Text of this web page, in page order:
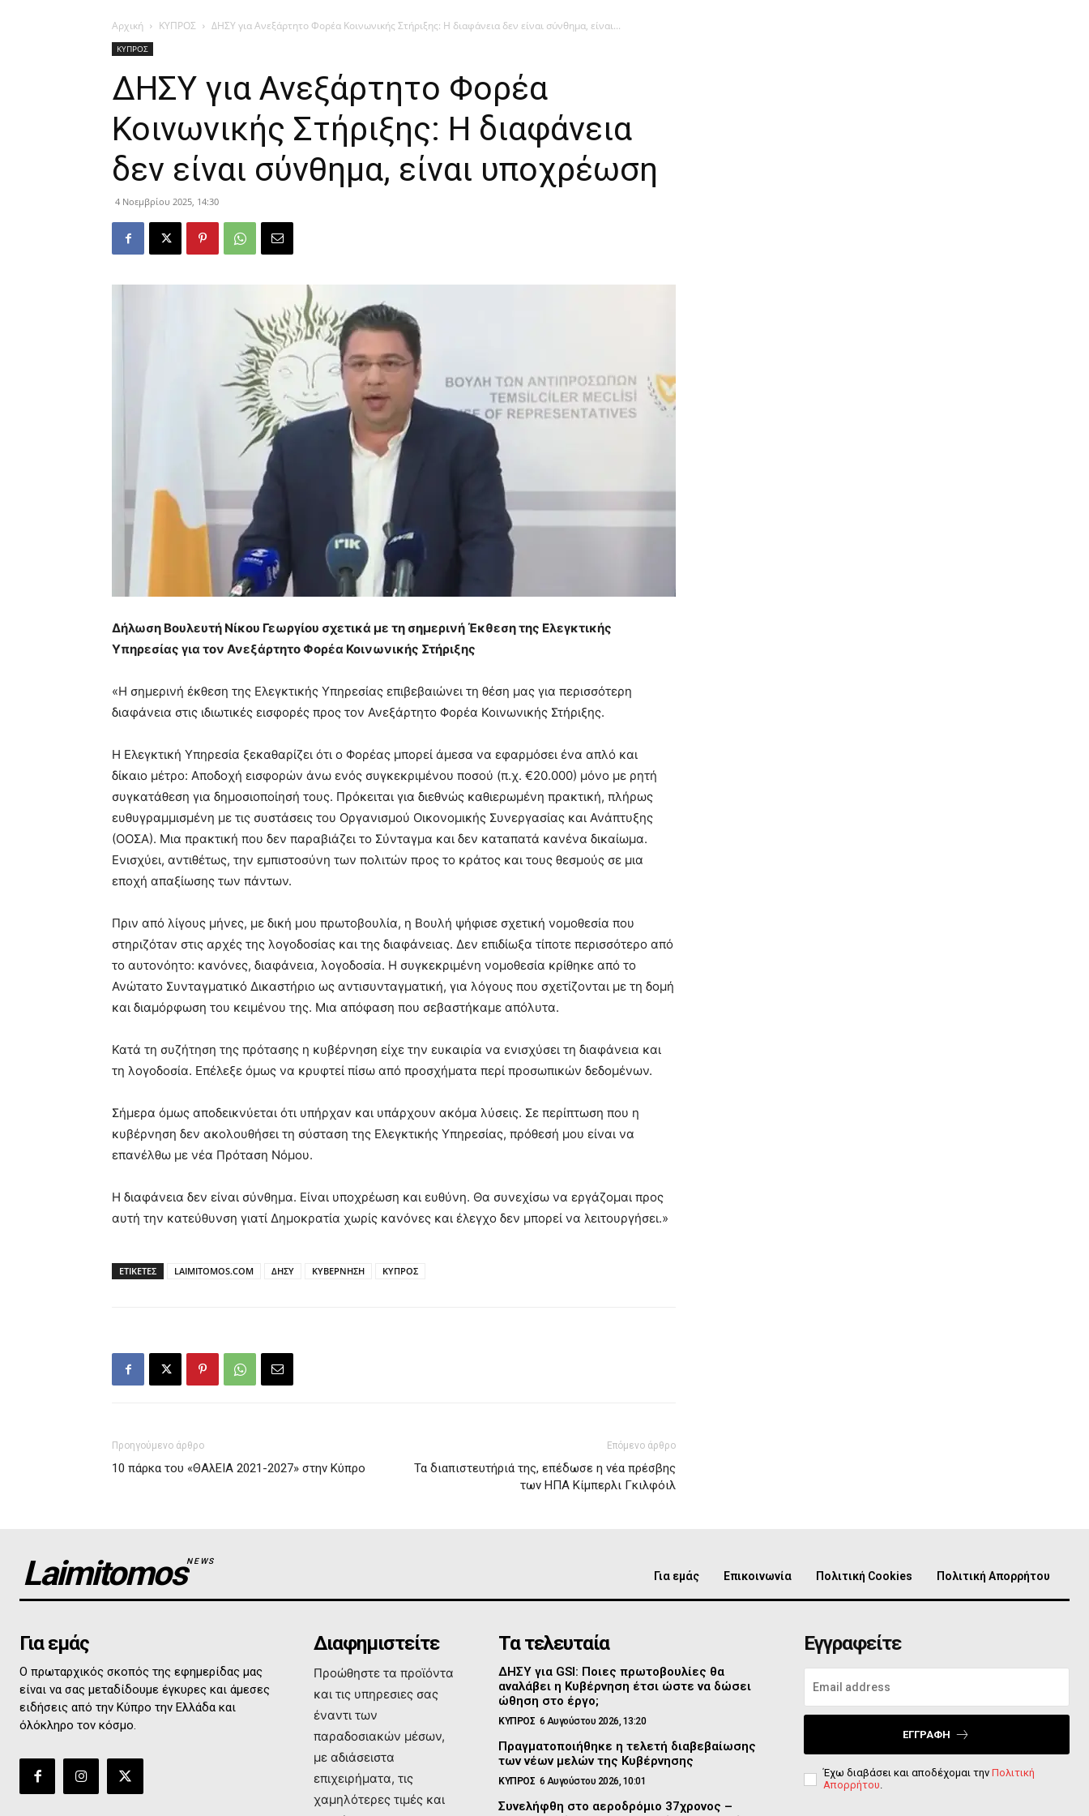
Αρχική ΚΥΠΡΟΣ ΔΗΣΥ για Ανεξάρτητο Φορέα Κοινωνικής Στήριξης: Η διαφάνεια δεν είναι σύνθημα, είναι...
ΚΥΠΡΟΣ
ΔΗΣΥ για Ανεξάρτητο Φορέα
Κοινωνικής Στήριξης: Η διαφάνεια
δεν είναι σύνθημα, είναι υποχρέωση
4 Νοεμβρίου 2025, 14:30
Δήλωση Βουλευτή Νίκου Γεωργίου σχετικά με τη σημερινή Έκθεση της Ελεγκτικής
Υπηρεσίας για τον Ανεξάρτητο Φορέα Κοινωνικής Στήριξης
«Η σημερινή έκθεση της Ελεγκτικής Υπηρεσίας επιβεβαιώνει τη θέση μας για περισσότερη
διαφάνεια στις ιδιωτικές εισφορές προς τον Ανεξάρτητο Φορέα Κοινωνικής Στήριξης.
Η Ελεγκτική Υπηρεσία ξεκαθαρίζει ότι ο Φορέας μπορεί άμεσα να εφαρμόσει ένα απλό και
δίκαιο μέτρο: Αποδοχή εισφορών άνω ενός συγκεκριμένου ποσού (π.χ. €20.000) μόνο με ρητή
συγκατάθεση για δημοσιοποίησή τους. Πρόκειται για διεθνώς καθιερωμένη πρακτική, πλήρως
ευθυγραμμισμένη με τις συστάσεις του Οργανισμού Οικονομικής Συνεργασίας και Ανάπτυξης
(ΟΟΣΑ). Μια πρακτική που δεν παραβιάζει το Σύνταγμα και δεν καταπατά κανένα δικαίωμα.
Ενισχύει, αντιθέτως, την εμπιστοσύνη των πολιτών προς το κράτος και τους θεσμούς σε μια
εποχή απαξίωσης των πάντων.
Πριν από λίγους μήνες, με δική μου πρωτοβουλία, η Βουλή ψήφισε σχετική νομοθεσία που
στηριζόταν στις αρχές της λογοδοσίας και της διαφάνειας. Δεν επιδίωξα τίποτε περισσότερο από
το αυτονόητο: κανόνες, διαφάνεια, λογοδοσία. Η συγκεκριμένη νομοθεσία κρίθηκε από το
Ανώτατο Συνταγματικό Δικαστήριο ως αντισυνταγματική, για λόγους που σχετίζονται με τη δομή
και διαμόρφωση του κειμένου της. Μια απόφαση που σεβαστήκαμε απόλυτα.
Κατά τη συζήτηση της πρότασης η κυβέρνηση είχε την ευκαιρία να ενισχύσει τη διαφάνεια και
τη λογοδοσία. Επέλεξε όμως να κρυφτεί πίσω από προσχήματα περί προσωπικών δεδομένων.
Σήμερα όμως αποδεικνύεται ότι υπήρχαν και υπάρχουν ακόμα λύσεις. Σε περίπτωση που η
κυβέρνηση δεν ακολουθήσει τη σύσταση της Ελεγκτικής Υπηρεσίας, πρόθεσή μου είναι να
επανέλθω με νέα Πρόταση Νόμου.
Η διαφάνεια δεν είναι σύνθημα. Είναι υποχρέωση και ευθύνη. Θα συνεχίσω να εργάζομαι προς
αυτή την κατεύθυνση γιατί Δημοκρατία χωρίς κανόνες και έλεγχο δεν μπορεί να λειτουργήσει.»
ΕΤΙΚΕΤΕΣ LAIMITOMOS.COM ΔΗΣΥ ΚΥΒΕΡΝΗΣΗ ΚΥΠΡΟΣ
Προηγούμενο άρθρο
10 πάρκα του «ΘΑλΕΙΑ 2021-2027» στην Κύπρο
Επόμενο άρθρο
Τα διαπιστευτήριά της, επέδωσε η νέα πρέσβης
των ΗΠΑ Κίμπερλι Γκιλφόιλ
LaimitomosNEWS
Για εμάς Επικοινωνία Πολιτική Cookies Πολιτική Απορρήτου
Για εμάς
Ο πρωταρχικός σκοπός της εφημερίδας μας
είναι να σας μεταδίδουμε έγκυρες και άμεσες
ειδήσεις από την Κύπρο την Ελλάδα και
όλόκληρο τον κόσμο.
Διαφημιστείτε
Προώθηστε τα προϊόντα
και τις υπηρεσιες σας
έναντι των
παραδοσιακών μέσων,
με αδιάσειστα
επιχειρήματα, τις
χαμηλότερες τιμές και
Τα τελευταία
ΔΗΣΥ για GSI: Ποιες πρωτοβουλίες θα
αναλάβει η Κυβέρνηση έτσι ώστε να δώσει
ώθηση στο έργο;
ΚΥΠΡΟΣ 6 Αυγούστου 2026, 13:20
Πραγματοποιήθηκε η τελετή διαβεβαίωσης
των νέων μελών της Κυβέρνησης
ΚΥΠΡΟΣ 6 Αυγούστου 2026, 10:01
Συνελήφθη στο αεροδρόμιο 37χρονος –
Εγγραφείτε
ΕΓΓΡΑΦΉ
Έχω διαβάσει και αποδέχομαι την Πολιτική
Απορρήτου.